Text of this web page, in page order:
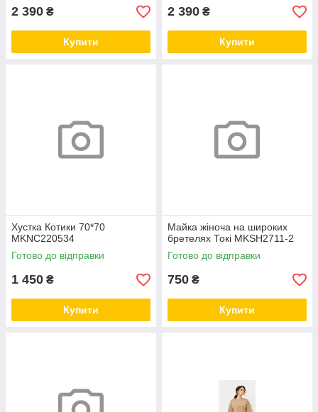
2 390 ₴
Купити
2 390 ₴
Купити
Хустка Котики 70*70
MKNC220534
Готово до відправки
1 450 ₴
Купити
Майка жіноча на широких
бретелях Токі MKSH2711-2
Готово до відправки
750 ₴
Купити